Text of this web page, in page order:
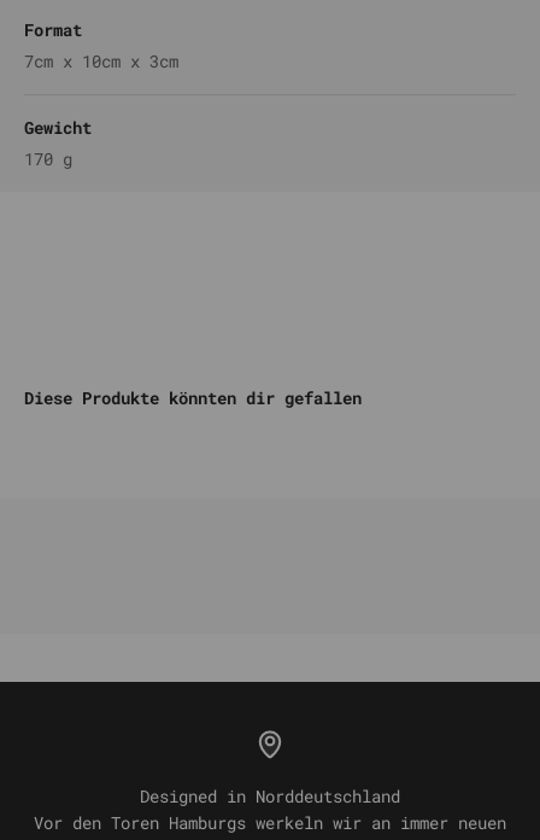
Format
7cm x 10cm x 3cm
Gewicht
170 g
Diese Produkte könnten dir gefallen
Designed in Norddeutschland
Vor den Toren Hamburgs werkeln wir an immer neuen